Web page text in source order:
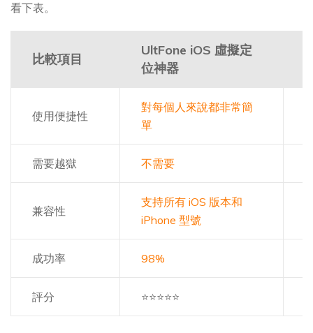
看下表。
比較項目
UltFone iOS 虛擬定
位神器
使用便捷性
對每個人來說都非常簡
單
需要越獄 不需要
兼容性
支持所有 iOS 版本和
iPhone 型號
成功率 98%
評分 ⭐⭐⭐⭐⭐